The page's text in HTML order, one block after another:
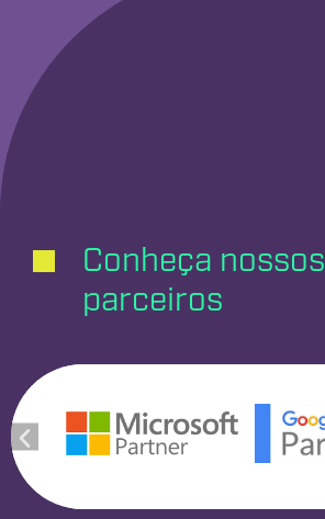
Conheça nossos
parceiros